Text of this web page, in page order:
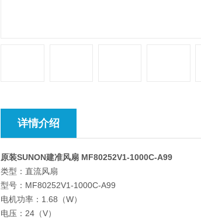
详情介绍
原装SUNON建准风扇 MF80252V1-1000C-A99
类型：直流风扇
型号：MF80252V1-1000C-A99
电机功率：1.68（W）
电压：24（V）